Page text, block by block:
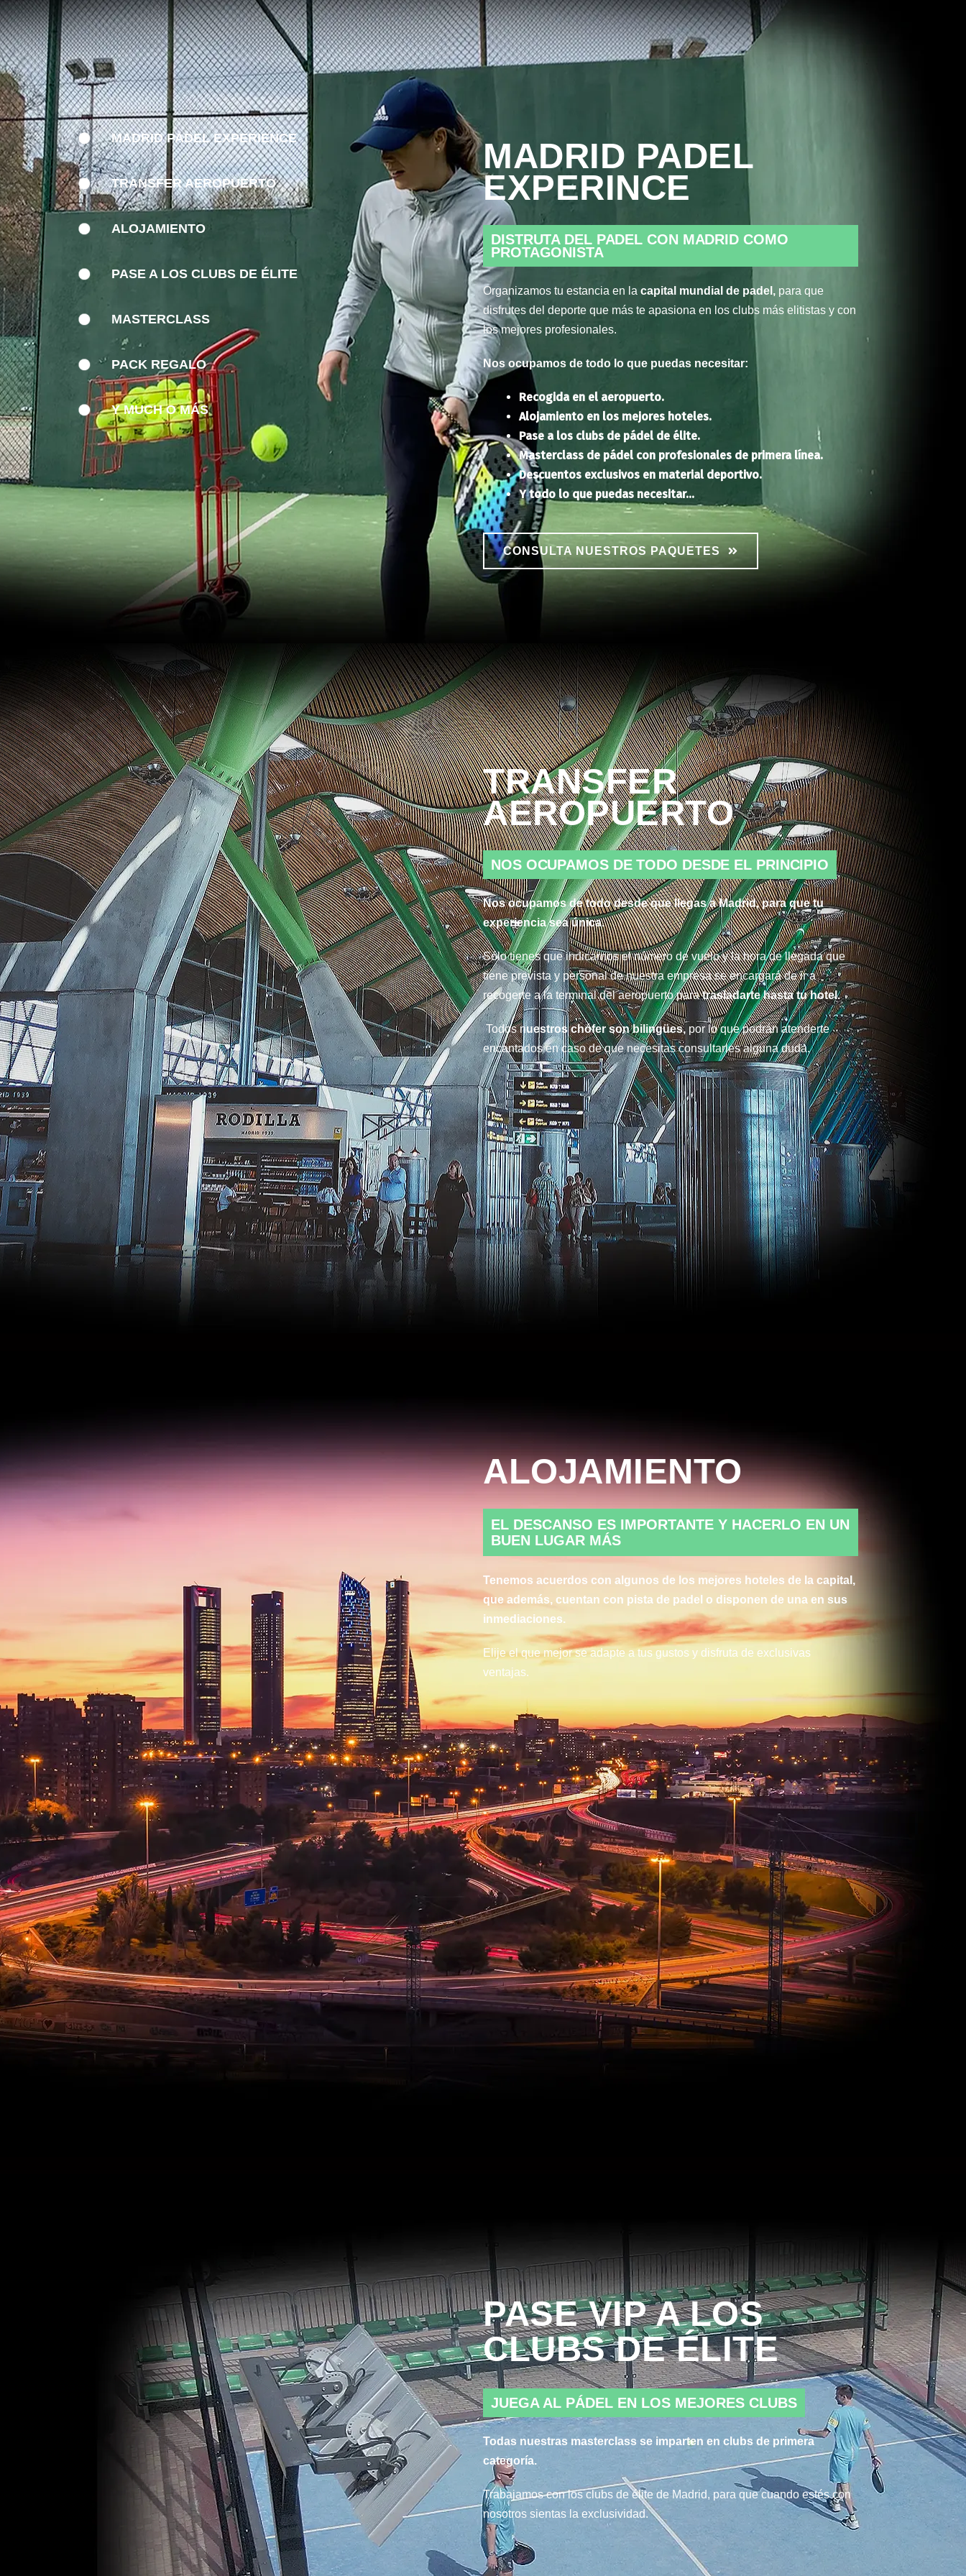
MADRID PADEL EXPERIENCE
TRANSFER AEROPUERTO
ALOJAMIENTO
PASE A LOS CLUBS DE ÉLITE
MASTERCLASS
PACK REGALO
Y MUCH O MÁS
MADRID PADEL
EXPERINCE
DISTRUTA DEL PADEL CON MADRID COMO
PROTAGONISTA
Organizamos tu estancia en la capital mundial de padel, para que
disfrutes del deporte que más te apasiona en los clubs más elitistas y con
los mejores profesionales.
Nos ocupamos de todo lo que puedas necesitar:
Recogida en el aeropuerto.
Alojamiento en los mejores hoteles.
Pase a los clubs de pádel de élite.
Masterclass de pádel con profesionales de primera línea.
Descuentos exclusivos en material deportivo.
Y todo lo que puedas necesitar…
CONSULTA NUESTROS PAQUETES
TRANSFER
AEROPUERTO
NOS OCUPAMOS DE TODO DESDE EL PRINCIPIO
Nos ocupamos de todo desde que llegas a Madrid, para que tu
experiencia sea única.
Sólo tienes que indicarnos el número de vuelo y la hora de llegada que
tiene prevista y personal de nuestra empresa se encargará de ir a
recogerte a la terminal del aeropuerto paratrasladarte hasta tu hotel.
Todos nuestros chófer son bilingües, por lo que podrán atenderte
encantados en caso de que necesitas consultarles alguna duda.
ALOJAMIENTO
EL DESCANSO ES IMPORTANTE Y HACERLO EN UN
BUEN LUGAR MÁS
Tenemos acuerdos con algunos de los mejores hoteles de la capital,
que además, cuentan con pista de padel o disponen de una en sus
inmediaciones.
Elije el que mejor se adapte a tus gustos y disfruta de exclusivas
ventajas.
PASE VIP A LOS
CLUBS DE ÉLITE
JUEGA AL PÁDEL EN LOS MEJORES CLUBS
Todas nuestras masterclass se imparten en clubs de primera
categoría.
Trabajamos con los clubs de élite de Madrid, para que cuando estés con
nosotros sientas la exclusividad.